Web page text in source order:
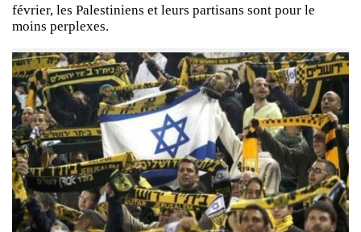
février, les Palestiniens et leurs partisans sont pour le
moins perplexes.